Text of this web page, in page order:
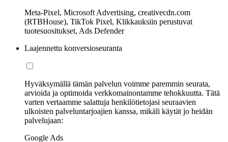
Meta-Pixel, Microsoft Advertising, creativecdn.com
(RTBHouse), TikTok Pixel, Klikkauksiin perustuvat
tuotesuositukset, Ads Defender
Laajennettu konversioseuranta
Hyväksymällä tämän palvelun voimme paremmin seurata,
arvioida ja optimoida verkkomainontamme tehokkuutta. Tätä
varten vertaamme salattuja henkilötietojasi seuraavien
ulkoisten palveluntarjoajien kanssa, mikäli käytät jo heidän
palvelujaan:
Google Ads